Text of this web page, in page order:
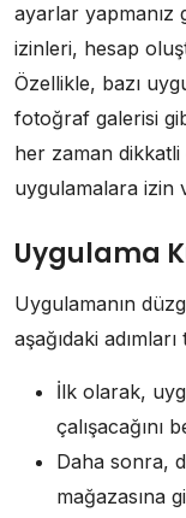
ayarlar yapmanız
izinleri, hesap
Özellikle, bazı
fotoğraf galerisi
her zaman dikkatli
uygulamalara izin
Uygulama
Uygulamanın
aşağıdaki
İlk olarak,
çalışacağını
Daha sonra,
mağazasına